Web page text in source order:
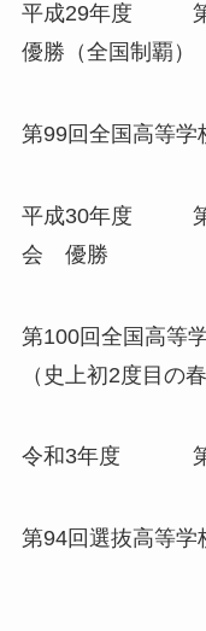
平成29年度 第
優勝（全国制覇）
第99回全国高等
平成30年度 第
会 優勝
第100回全国高等
（史上初2度目の
令和3年度 第
第94回選抜高等